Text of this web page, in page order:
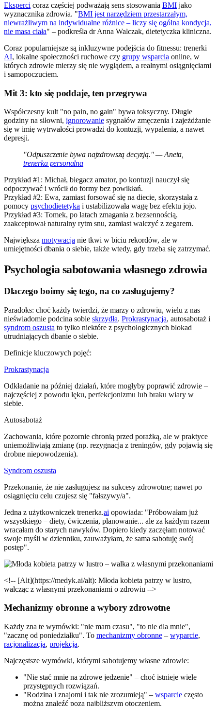
Eksperci coraz częściej podważają sens stosowania BMI jako
wyznacznika zdrowia. "BMI jest narzędziem przestarzałym,
niewrażliwym na indywidualne różnice – liczy się ogólna kondycja,
nie masa ciała" – podkreśla dr Anna Walczak, dietetyczka kliniczna.
Coraz popularniejsze są inkluzywne podejścia do fitnessu: trenerki
AI, lokalne społeczności ruchowe czy grupy wsparcia online, w
których zdrowie mierzy się nie wyglądem, a realnymi osiągnięciami
i samopoczuciem.
Mit 3: kto się poddaje, ten przegrywa
Współczesny kult "no pain, no gain" bywa toksyczny. Długie
godziny na siłowni, ignorowanie sygnałów zmęczenia i zajeżdżanie
się w imię wytrwałości prowadzi do kontuzji, wypalenia, a nawet
depresji.
"Odpuszczenie bywa najzdrowszą decyzją." — Aneta,
trenerka personalna
Przykład #1: Michał, biegacz amator, po kontuzji nauczył się
odpoczywać i wrócił do formy bez powikłań.
Przykład #2: Ewa, zamiast forsować się na diecie, skorzystała z
pomocy psychodietetyka i ustabilizowała wagę bez efektu jojo.
Przykład #3: Tomek, po latach zmagania z bezsennością,
zaakceptował naturalny rytm snu, zamiast walczyć z zegarem.
Największa motywacja nie tkwi w biciu rekordów, ale w
umiejętności dbania o siebie, także wtedy, gdy trzeba się zatrzymać.
Psychologia sabotowania własnego zdrowia
Dlaczego boimy się tego, na co zasługujemy?
Paradoks: choć każdy twierdzi, że marzy o zdrowiu, wielu z nas
nieświadomie podcina sobie skrzydła. Prokrastynacja, autosabotaż i
syndrom oszusta to tylko niektóre z psychologicznych blokad
utrudniających dbanie o siebie.
Definicje kluczowych pojęć:
Prokrastynacja
Odkładanie na później działań, które mogłyby poprawić zdrowie –
najczęściej z powodu lęku, perfekcjonizmu lub braku wiary w
siebie.
Autosabotaż
Zachowania, które pozornie chronią przed porażką, ale w praktyce
uniemożliwiają zmianę (np. rezygnacja z treningów, gdy pojawią się
drobne niepowodzenia).
Syndrom oszusta
Przekonanie, że nie zasługujesz na sukcesy zdrowotne; nawet po
osiągnięciu celu czujesz się "fałszywy/a".
Jedna z użytkowniczek trenerka.ai opowiada: "Próbowałam już
wszystkiego – diety, ćwiczenia, planowanie... ale za każdym razem
wracałam do starych nawyków. Dopiero kiedy zaczęłam notować
swoje myśli w dzienniku, zauważyłam, że sama sabotuję swój
postęp".
<!-- [Alt](https://medyk.ai/alt): Młoda kobieta patrzy w lustro,
walcząc z własnymi przekonaniami o zdrowiu -->
Mechanizmy obronne a wybory zdrowotne
Każdy zna te wymówki: "nie mam czasu", "to nie dla mnie",
"zacznę od poniedziałku". To mechanizmy obronne – wyparcie,
racjonalizacja, projekcja.
Najczęstsze wymówki, którymi sabotujemy własne zdrowie:
"Nie stać mnie na zdrowe jedzenie" – choć istnieje wiele
przystępnych rozwiązań.
"Rodzina i znajomi i tak nie zrozumieją" – wsparcie często
można znaleźć poza najbliższym otoczeniem.